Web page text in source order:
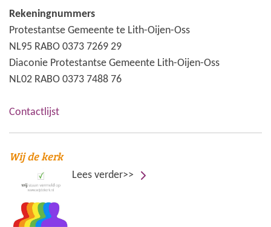
Rekeningnummers
Protestantse Gemeente te Lith-Oijen-Oss
NL95 RABO 0373 7269 29
Diaconie Protestantse Gemeente Lith-Oijen-Oss
NL02 RABO 0373 7488 76
Contactlijst
Wij de kerk
Lees verder>>